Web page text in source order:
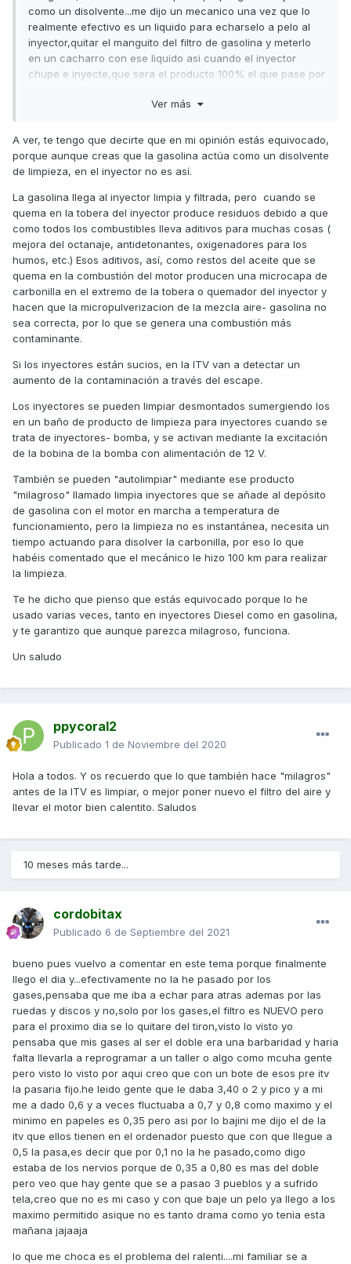
como un disolvente...me dijo un mecanico una vez que lo
realmente efectivo es un liquido para echarselo a pelo al
inyector,quitar el manguito del filtro de gasolina y meterlo
en un cacharro con ese liquido asi cuando el inyector
chupe e inyecte,que sera el producto 100% el que pase por
asi....no lo veo la verdad.en los diesel si hay productos para
girasol,no limpia nada solo que la combustion es mas
"limpia" y con menos aditivos pero en los gasolina no se
que se le podria echar.
Ver más
A ver, te tengo que decirte que en mi opinión estás equivocado,
porque aunque creas que la gasolina actúa como un disolvente
de limpieza, en el inyector no es así.
La gasolina llega al inyector limpia y filtrada, pero cuando se
quema en la tobera del inyector produce residuos debido a que
como todos los combustibles lleva aditivos para muchas cosas (
mejora del octanaje, antidetonantes, oxigenadores para los
humos, etc.) Esos aditivos, así, como restos del aceite que se
quema en la combustión del motor producen una microcapa de
carbonilla en el extremo de la tobera o quemador del inyector y
hacen que la micropulverizacion de la mezcla aire- gasolina no
sea correcta, por lo que se genera una combustión más
contaminante.
Si los inyectores están sucios, en la ITV van a detectar un
aumento de la contaminación a través del escape.
Los inyectores se pueden limpiar desmontados sumergiendo los
en un baño de producto de limpieza para inyectores cuando se
trata de inyectores- bomba, y se activan mediante la excitación
de la bobina de la bomba con alimentación de 12 V.
También se pueden "autolimpiar" mediante ese producto
"milagroso" llamado limpia inyectores que se añade al depósito
de gasolina con el motor en marcha a temperatura de
funcionamiento, pero la limpieza no es instantánea, necesita un
tiempo actuando para disolver la carbonilla, por eso lo que
habéis comentado que el mecánico le hizo 100 km para realizar
la limpieza.
Te he dicho que pienso que estás equivocado porque lo he
usado varias veces, tanto en inyectores Diesel como en gasolina,
y te garantizo que aunque parezca milagroso, funciona.
Un saludo
ppycoral2
Publicado 1 de Noviembre del 2020
Hola a todos. Y os recuerdo que lo que también hace "milagros"
antes de la ITV es limpiar, o mejor poner nuevo el filtro del aire y
llevar el motor bien calentito. Saludos
10 meses más tarde...
cordobitax
Publicado 6 de Septiembre del 2021
bueno pues vuelvo a comentar en este tema porque finalmente
llego el dia y...efectivamente no la he pasado por los
gases,pensaba que me iba a echar para atras ademas por las
ruedas y discos y no,solo por los gases,el filtro es NUEVO pero
para el proximo dia se lo quitare del tiron,visto lo visto yo
pensaba que mis gases al ser el doble era una barbaridad y haria
falta llevarla a reprogramar a un taller o algo como mcuha gente
pero visto lo visto por aqui creo que con un bote de esos pre itv
la pasaria fijo.he leido gente que le daba 3,40 o 2 y pico y a mi
me a dado 0,6 y a veces fluctuaba a 0,7 y 0,8 como maximo y el
minimo en papeles es 0,35 pero asi por lo bajini me dijo el de la
itv que ellos tienen en el ordenador puesto que con que llegue a
0,5 la pasa,es decir que por 0,1 no la he pasado,como digo
estaba de los nervios porque de 0,35 a 0,80 es mas del doble
pero veo que hay gente que se a pasao 3 pueblos y a sufrido
tela,creo que no es mi caso y con que baje un pelo ya llego a los
maximo permitido asique no es tanto drama como yo tenia esta
mañana jajaaja
lo que me choca es el problema del ralenti....mi familiar se a